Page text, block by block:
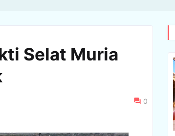
Selat Muria
0